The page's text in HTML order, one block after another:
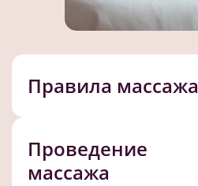
Правила массажа
Проведение
массажа